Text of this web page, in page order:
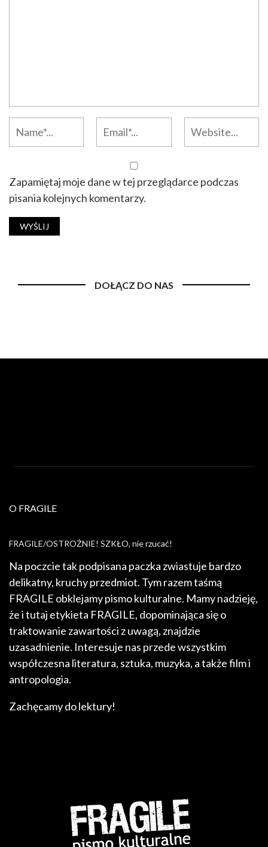
Zapamiętaj moje dane w tej przeglądarce podczas
pisania kolejnych komentarzy.
DOŁĄCZ DO NAS
O FRAGILE
FRAGILE/OSTROŻNIE! SZKŁO, nie rzucać!
Na poczcie tak podpisana paczka zwiastuje bardzo
delikatny, kruchy przedmiot. Tym razem taśmą
FRAGILE obklejamy pismo kulturalne. Mamy nadzieję,
że i tutaj etykieta FRAGILE, dopominająca się o
traktowanie zawartości z uwagą, znajdzie
uzasadnienie. Interesuje nas przede wszystkim
współczesna literatura, sztuka, muzyka, a także film i
antropologia.
Zachęcamy do lektury!